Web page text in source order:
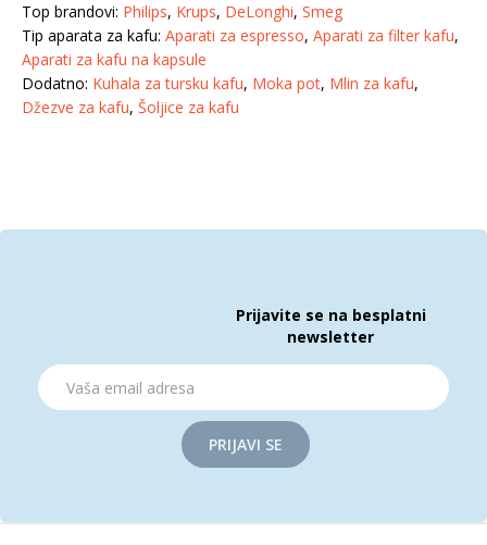
Top brandovi: Philips, Krups, DeLonghi, Smeg
Tip aparata za kafu: Aparati za espresso, Aparati za filter kafu,
Aparati za kafu na kapsule
Dodatno: Kuhala za tursku kafu, Moka pot, Mlin za kafu,
Džezve za kafu, Šoljice za kafu
Prijavite se na besplatni
newsletter
PRIJAVI SE